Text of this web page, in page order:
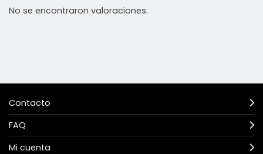
No se encontraron valoraciones.
Contacto
FAQ
Mi cuenta